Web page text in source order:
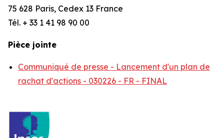
75 628 Paris, Cedex 13 France
Tél. + 33 1 41 98 90 00
Pièce jointe
Communiqué de presse - Lancement d'un plan de
rachat d'actions - 030226 - FR - FINAL